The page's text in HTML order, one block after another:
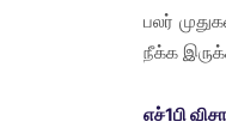
பலர்
நீக்க
எச்1பி